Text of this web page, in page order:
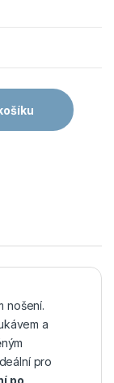
rukávem
nošení.
a
pro
po